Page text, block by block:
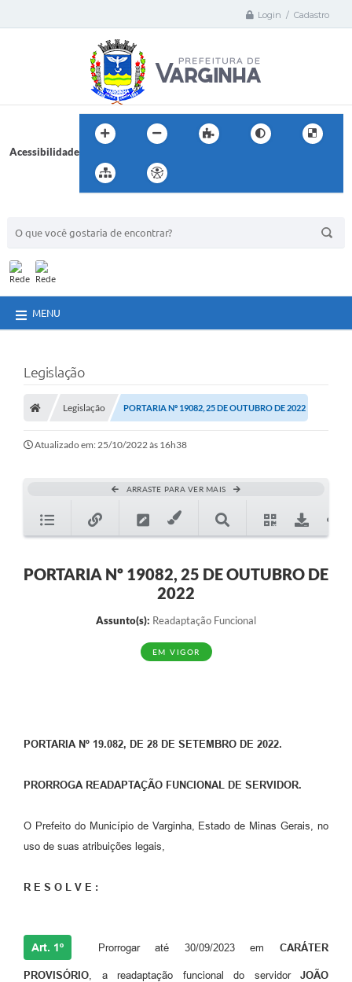
Login / Cadastro
Acessibilidade
MENU
Legislação
Legislação PORTARIA Nº 19082, 25 DE OUTUBRO DE 2022
Atualizado em: 25/10/2022 às 16h38
ARRASTE PARA VER MAIS
PORTARIA Nº 19082, 25 DE OUTUBRO DE
2022
Assunto(s): Readaptação Funcional
EM VIGOR
PORTARIA Nº 19.082, DE 28 DE SETEMBRO DE 2022.
PRORROGA READAPTAÇÃO FUNCIONAL DE SERVIDOR.
O Prefeito do Município de Varginha, Estado de Minas Gerais, no
uso de suas atribuições legais,
R E S O L V E :
Art. 1º Prorrogar até 30/09/2023 em CARÁTER
PROVISÓRIO , a readaptação funcional do servidorJOÃO